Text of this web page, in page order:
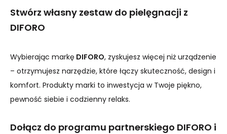
Stwórz własny zestaw do pielęgnacji z
DIFORO
Wybierając markę DIFORO, zyskujesz więcej niż urządzenie
– otrzymujesz narzędzie, które łączy skuteczność, design i
komfort. Produkty marki to inwestycja w Twoje piękno,
pewność siebie i codzienny relaks.
Dołącz do programu partnerskiego DIFORO i